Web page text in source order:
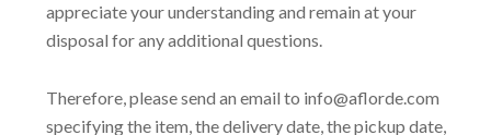
appreciate your understanding and remain at your
disposal for any additional questions.
Therefore, please send an email to info@aflorde.com
specifying the item, the delivery date, the pickup date,